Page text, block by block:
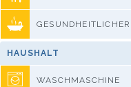
HAUSHALT
WASCHMASCHINE